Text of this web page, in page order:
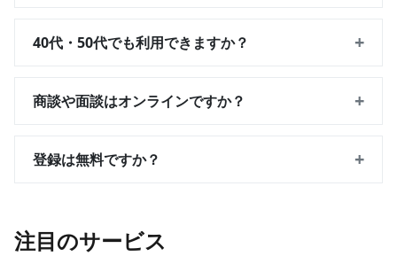
40代・50代でも利用できますか？ +
商談や面談はオンラインですか？ +
登録は無料ですか？ +
注目のサービス